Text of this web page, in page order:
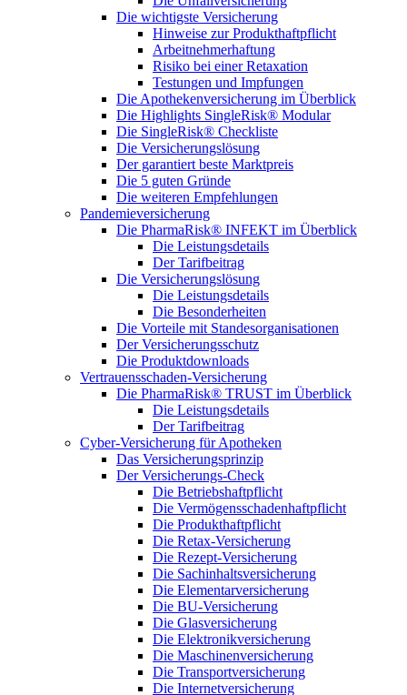
Die wichtigste Versicherung
Hinweise zur Produkthaftpflicht
Arbeitnehmerhaftung
Risiko bei einer Retaxation
Testungen und Impfungen
Die Apothekenversicherung im Überblick
Die Highlights SingleRisk® Modular
Die SingleRisk® Checkliste
Die Versicherungslösung
Der garantiert beste Marktpreis
Die 5 guten Gründe
Die weiteren Empfehlungen
Pandemieversicherung
Die PharmaRisk® INFEKT im Überblick
Die Leistungsdetails
Der Tarifbeitrag
Die Versicherungslösung
Die Leistungsdetails
Die Besonderheiten
Die Vorteile mit Standesorganisationen
Der Versicherungsschutz
Die Produktdownloads
Vertrauensschaden-Versicherung
Die PharmaRisk® TRUST im Überblick
Die Leistungsdetails
Der Tarifbeitrag
Cyber-Versicherung für Apotheken
Das Versicherungsprinzip
Der Versicherungs-Check
Die Betriebshaftpflicht
Die Vermögensschadenhaftpflicht
Die Produkthaftpflicht
Die Retax-Versicherung
Die Rezept-Versicherung
Die Sachinhaltsversicherung
Die Elementarversicherung
Die BU-Versicherung
Die Glasversicherung
Die Elektronikversicherung
Die Maschinenversicherung
Die Transportversicherung
Die Internetversicherung